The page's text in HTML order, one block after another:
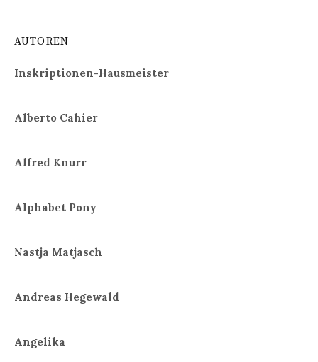
AUTOREN
Inskriptionen-Hausmeister
Alberto Cahier
Alfred Knurr
Alphabet Pony
Nastja Matjasch
Andreas Hegewald
Angelika